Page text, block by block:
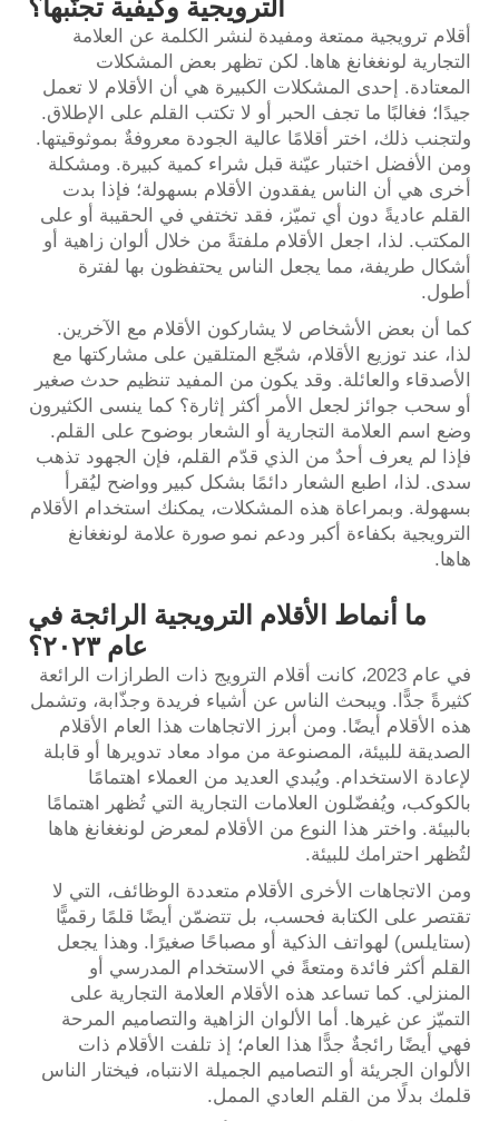
الترويجية وكيفية تجنّبها؟
أقلام ترويجية ممتعة ومفيدة لنشر الكلمة عن العلامة
التجارية لونغغانغ هاها. لكن تظهر بعض المشكلات
المعتادة. إحدى المشكلات الكبيرة هي أن الأقلام لا تعمل
جيدًا؛ فغالبًا ما تجف الحبر أو لا تكتب القلم على الإطلاق.
ولتجنب ذلك، اختر أقلامًا عالية الجودة معروفةٌ بموثوقيتها.
ومن الأفضل اختبار عيّنة قبل شراء كمية كبيرة. ومشكلة
أخرى هي أن الناس يفقدون الأقلام بسهولة؛ فإذا بدت
القلم عاديةً دون أي تميّز، فقد تختفي في الحقيبة أو على
المكتب. لذا، اجعل الأقلام ملفتةً من خلال ألوان زاهية أو
أشكال طريفة، مما يجعل الناس يحتفظون بها لفترة
أطول.
كما أن بعض الأشخاص لا يشاركون الأقلام مع الآخرين.
لذا، عند توزيع الأقلام، شجّع المتلقين على مشاركتها مع
الأصدقاء والعائلة. وقد يكون من المفيد تنظيم حدث صغير
أو سحب جوائز لجعل الأمر أكثر إثارة؟ كما ينسى الكثيرون
وضع اسم العلامة التجارية أو الشعار بوضوح على القلم.
فإذا لم يعرف أحدٌ من الذي قدّم القلم، فإن الجهود تذهب
سدى. لذا، اطبع الشعار دائمًا بشكل كبير وواضح ليُقرأ
بسهولة. وبمراعاة هذه المشكلات، يمكنك استخدام الأقلام
الترويجية بكفاءة أكبر ودعم نمو صورة علامة لونغغانغ
هاها.
ما أنماط الأقلام الترويجية الرائجة في
عام ٢٠٢٣؟
في عام 2023، كانت أقلام الترويج ذات الطرازات الرائعة
كثيرةً جدًّا. ويبحث الناس عن أشياء فريدة وجذّابة، وتشمل
هذه الأقلام أيضًا. ومن أبرز الاتجاهات هذا العام الأقلام
الصديقة للبيئة، المصنوعة من مواد معاد تدويرها أو قابلة
لإعادة الاستخدام. ويُبدي العديد من العملاء اهتمامًا
بالكوكب، ويُفضّلون العلامات التجارية التي تُظهر اهتمامًا
بالبيئة. واختر هذا النوع من الأقلام لمعرض لونغغانغ هاها
لتُظهر احترامك للبيئة.
ومن الاتجاهات الأخرى الأقلام متعددة الوظائف، التي لا
تقتصر على الكتابة فحسب، بل تتضمّن أيضًا قلمًا رقميًّا
(ستايلس) لهواتف الذكية أو مصباحًا صغيرًا. وهذا يجعل
القلم أكثر فائدة ومتعةً في الاستخدام المدرسي أو
المنزلي. كما تساعد هذه الأقلام العلامة التجارية على
التميّز عن غيرها. أما الألوان الزاهية والتصاميم المرحة
فهي أيضًا رائجةٌ جدًّا هذا العام؛ إذ تلفت الأقلام ذات
الألوان الجريئة أو التصاميم الجميلة الانتباه، فيختار الناس
قلمك بدلًا من القلم العادي الممل.